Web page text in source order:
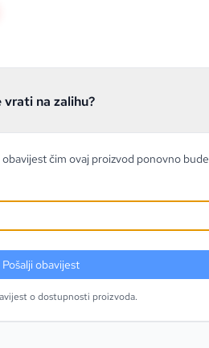
na zalihu?
čim ovaj proizvod ponovno bude
Pošalji obavijest
o dostupnosti proizvoda.